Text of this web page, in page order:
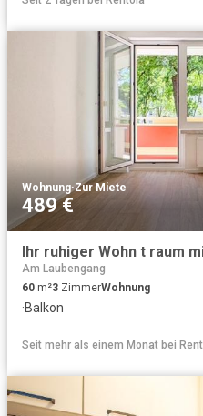
Wohnung·Zur Miete
489 €
Ihr ruhiger Wohn t raum
Am Laubengang
60 m²3 ZimmerWohnung
·Balkon
Seit mehr als einem Monat bei